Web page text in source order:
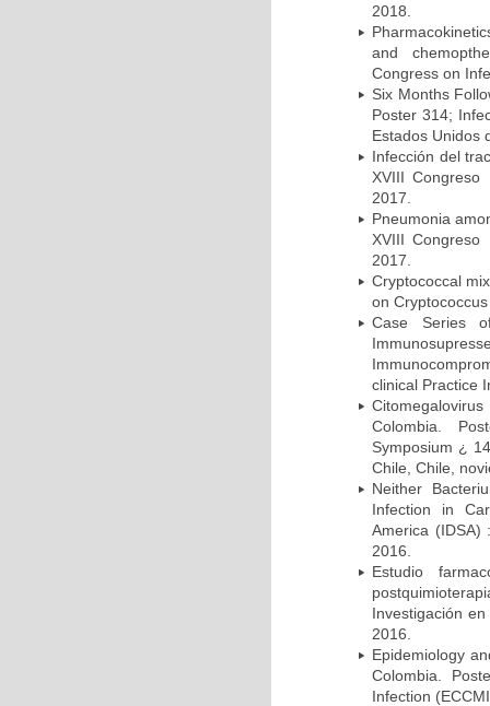
2018.
and
Congress on
Six Months
Poster 314;
Estados Unidos
Infección del
XVIII
2017.
Pneumonia
XVIII
2017.
Cryptococcal
on
Case Series
clinical Practice
Colombia.
Symposium ¿
Chile, Chile,
Neither
Infection in
America (IDSA)
2016.
Estudio
Investigación
2016.
Epidemiology
Colombia.
Infection